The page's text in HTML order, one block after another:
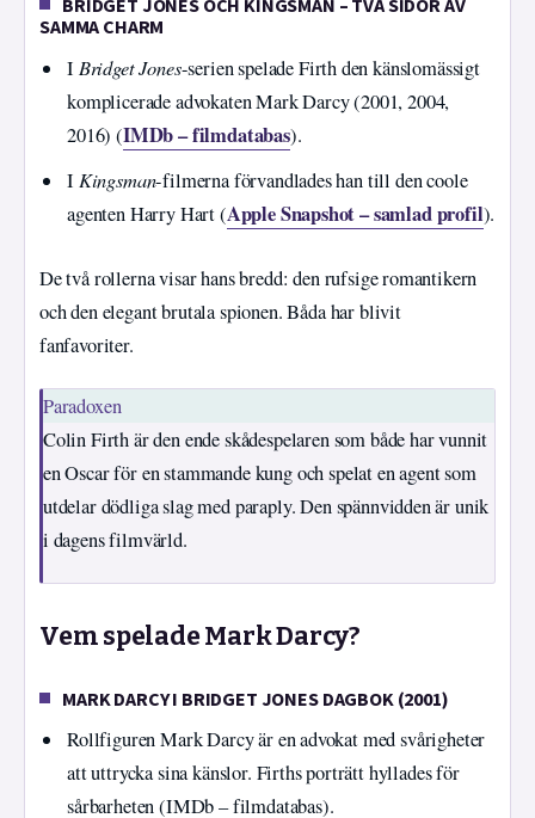
BRIDGET JONES OCH KINGSMAN – TVÅ SIDOR AV
SAMMA CHARM
I Bridget Jones-serien spelade Firth den känslomässigt
komplicerade advokaten Mark Darcy (2001, 2004,
2016) (IMDb – filmdatabas).
I Kingsman-filmerna förvandlades han till den coole
agenten Harry Hart (Apple Snapshot – samlad profil).
De två rollerna visar hans bredd: den rufsige romantikern
och den elegant brutala spionen. Båda har blivit
fanfavoriter.
Paradoxen
Colin Firth är den ende skådespelaren som både har vunnit
en Oscar för en stammande kung och spelat en agent som
utdelar dödliga slag med paraply. Den spännvidden är unik
i dagens filmvärld.
Vem spelade Mark Darcy?
MARK DARCY I BRIDGET JONES DAGBOK (2001)
Rollfiguren Mark Darcy är en advokat med svårigheter
att uttrycka sina känslor. Firths porträtt hyllades för
sårbarheten (IMDb – filmdatabas).